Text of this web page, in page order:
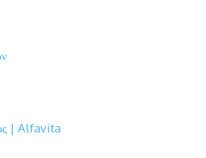
| Alfavita